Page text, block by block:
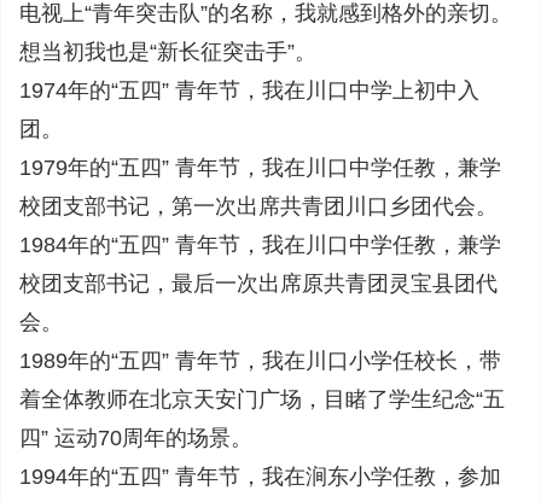
电视上“青年突击队”的名称，我就感到格外的亲切。
想当初我也是“新长征突击手”。
1974年的“五四” 青年节，我在川口中学上初中入
团。
1979年的“五四” 青年节，我在川口中学任教，兼学
校团支部书记，第一次出席共青团川口乡团代会。
1984年的“五四” 青年节，我在川口中学任教，兼学
校团支部书记，最后一次出席原共青团灵宝县团代
会。
1989年的“五四” 青年节，我在川口小学任校长，带
着全体教师在北京天安门广场，目睹了学生纪念“五
四” 运动70周年的场景。
1994年的“五四” 青年节，我在涧东小学任教，参加